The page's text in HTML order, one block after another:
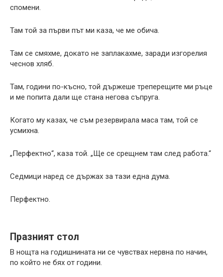
спомени.
Там той за първи път ми каза, че ме обича.
Там се смяхме, докато не заплакахме, заради изгорелия
чеснов хляб.
Там, години по-късно, той държеше треперещите ми ръце
и ме попита дали ще стана негова съпруга.
Когато му казах, че съм резервирала маса там, той се
усмихна.
„Перфектно“, каза той. „Ще се срещнем там след работа.“
Седмици наред се държах за тази една дума.
Перфектно.
Празният стол
В нощта на годишнината ни се чувствах нервна по начин,
по който не бях от години.